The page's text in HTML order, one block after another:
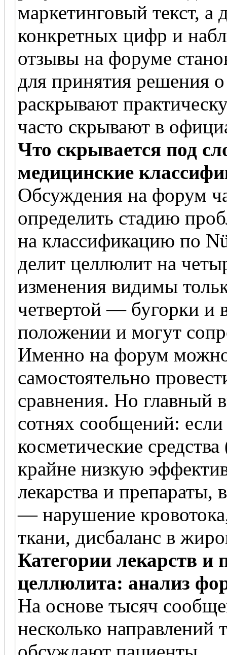
маркетинговый текст, а
конкретных цифр и
отзывы на форуме
для принятия решения
раскрывают
часто скрывают в
Что скрывается под
медицинские
Обсуждения на форум
определить стадию
на классификацию по
делит целлюлит на
изменения видимы
четвертой — бугорки и
положении и могут
Именно на форум
самостоятельно
сравнения. Но главный
сотнях сообщений:
косметические
крайне низкую
лекарства и
— нарушение
ткани, дисбаланс в
Категории лекарств и
целлюлита: анализ
На основе тысяч
несколько направлений